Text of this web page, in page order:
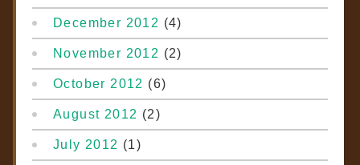
December 2012 (4)
November 2012 (2)
October 2012 (6)
August 2012 (2)
July 2012 (1)